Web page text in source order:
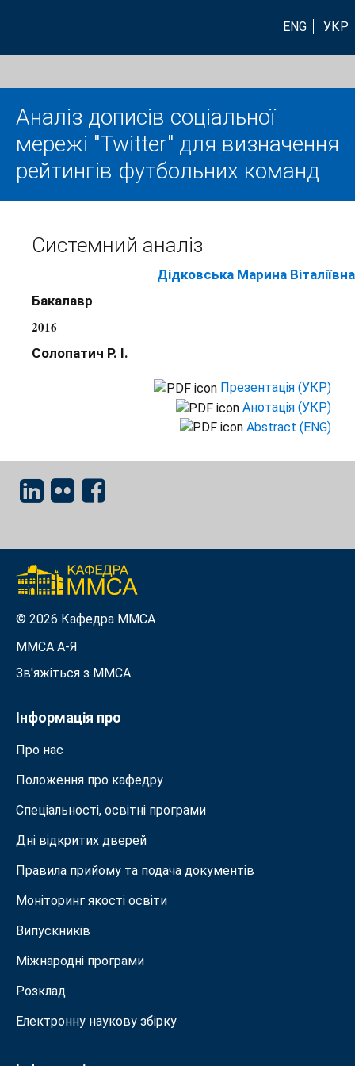
ENG УКР
Аналіз дописів соціальної
мережі "Twitter" для визначення
рейтингів футбольних команд
Системний аналіз
Дідковська Марина Віталіївна
Бакалавр
2016
Солопатич Р. І.
Презентація (УКР)
Анотація (УКР)
Abstract (ENG)
© 2026 Кафедра ММСА
ММСА A-Я
Зв'яжіться з MMСА
Інформація про
Про нас
Положення про кафедру
Спеціальності, освітні програми
Дні відкритих дверей
Правила прийому та подача документiв
Моніторинг якості освіти
Випускників
Міжнародні програми
Розклад
Електронну наукову збірку